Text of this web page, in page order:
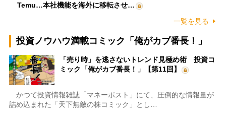
Temu…本社機能を海外に移転させ…
一覧を見る
投資ノウハウ満載コミック「俺がカブ番長！」
「売り時」を逃さないトレンド見極め術 投資コ
ミック「俺がカブ番長！」【第11回】
かつて投資情報雑誌「マネーポスト」にて、圧倒的な情報量が
詰め込まれた「天下無敵の株コミック」とし…